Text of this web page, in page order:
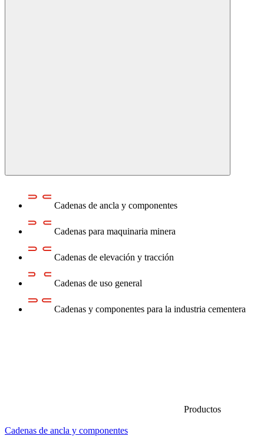
Cadenas de ancla y componentes
Cadenas para maquinaria minera
Cadenas de elevación y tracción
Cadenas de uso general
Cadenas y componentes para la industria cementera
Productos
Cadenas de ancla y componentes